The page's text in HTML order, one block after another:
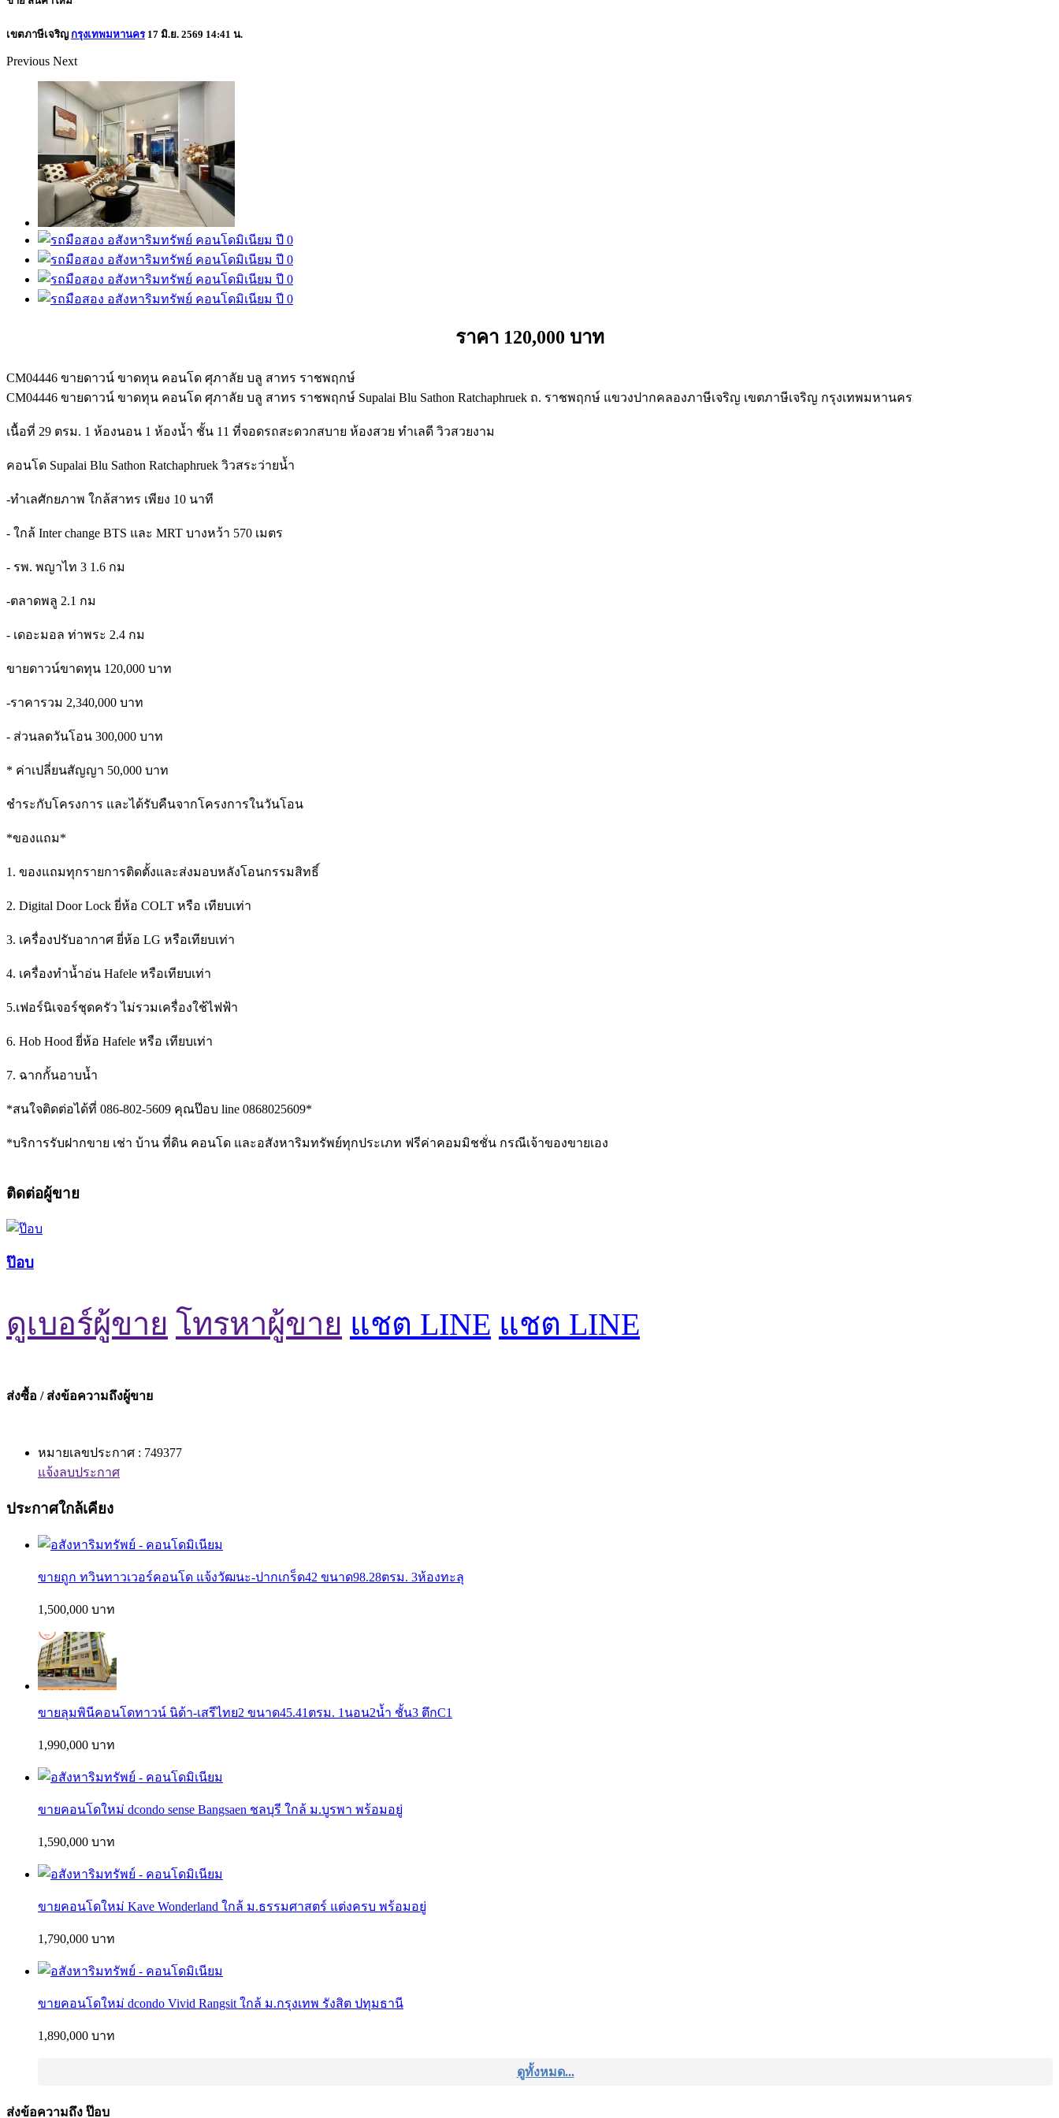
เขตภาษีเจริญ กรุงเทพมหานคร 17 มิ.ย. 2569 14:41 น.
Previous Next
ราคา 120,000 บาท
CM04446 ขายดาวน์ ขาดทุน คอนโด ศุภาลัย บลู สาทร ราชพฤกษ์
CM04446 ขายดาวน์ ขาดทุน คอนโด ศุภาลัย บลู สาทร ราชพฤกษ์ Supalai Blu Sathon Ratchaphruek ถ. ราชพฤกษ์ แขวงปากคลองภาษีเจริญ เขตภาษีเจริญ กรุงเทพมหานคร
เนื้อที่ 29 ตรม. 1 ห้องนอน 1 ห้องน้ำ ชั้น 11 ที่จอดรถสะดวกสบาย ห้องสวย ทำเลดี วิวสวยงาม
คอนโด Supalai Blu Sathon Ratchaphruek วิวสระว่ายน้ำ
-ทำเลศักยภาพ ใกล้สาทร เพียง 10 นาที
- ใกล้ Inter change BTS และ MRT บางหว้า 570 เมตร
- รพ. พญาไท 3 1.6 กม
-ตลาดพลู 2.1 กม
- เดอะมอล ท่าพระ 2.4 กม
ขายดาวน์ขาดทุน 120,000 บาท
-ราคารวม 2,340,000 บาท
- ส่วนลดวันโอน 300,000 บาท
* ค่าเปลี่ยนสัญญา 50,000 บาท
ชำระกับโครงการ และได้รับคืนจากโครงการในวันโอน
*ของแถม*
1. ของแถมทุกรายการติดตั้งและส่งมอบหลังโอนกรรมสิทธิ์
2. Digital Door Lock ยี่ห้อ COLT หรือ เทียบเท่า
3. เครื่องปรับอากาศ ยี่ห้อ LG หรือเทียบเท่า
4. เครื่องทำน้ำอ่น Hafele หรือเทียบเท่า
5.เฟอร์นิเจอร์ชุดครัว ไม่รวมเครื่องใช้ไฟฟ้า
6. Hob Hood ยี่ห้อ Hafele หรือ เทียบเท่า
7. ฉากกั้นอาบน้ำ
*สนใจติดต่อได้ที่ 086-802-5609 คุณป๊อบ line 0868025609*
*บริการรับฝากขาย เช่า บ้าน ที่ดิน คอนโด และอสังหาริมทรัพย์ทุกประเภท ฟรีค่าคอมมิชชั่น กรณีเจ้าของขายเอง
ติดต่อผู้ขาย
ป๊อบ
ดูเบอร์ผู้ขาย โทรหาผู้ขาย แชต LINE แชต LINE
ส่งซื้อ / ส่งข้อความถึงผู้ขาย
หมายเลขประกาศ : 749377
แจ้งลบประกาศ
ประกาศใกล้เคียง
ขายถูก ทวินทาวเวอร์คอนโด แจ้งวัฒนะ-ปากเกร็ด42 ขนาด98.28ตรม. 3ห้องทะลุ
1,500,000 บาท
ขายลุมพินีคอนโดทาวน์ นิด้า-เสรีไทย2 ขนาด45.41ตรม. 1นอน2น้ำ ชั้น3 ตึกC1
1,990,000 บาท
ขายคอนโดใหม่ dcondo sense Bangsaen ชลบุรี ใกล้ ม.บูรพา พร้อมอยู่
1,590,000 บาท
ขายคอนโดใหม่ Kave Wonderland ใกล้ ม.ธรรมศาสตร์ แต่งครบ พร้อมอยู่
1,790,000 บาท
ขายคอนโดใหม่ dcondo Vivid Rangsit ใกล้ ม.กรุงเทพ รังสิต ปทุมธานี
1,890,000 บาท
ดูทั้งหมด...
ส่งข้อความถึง ป๊อบ